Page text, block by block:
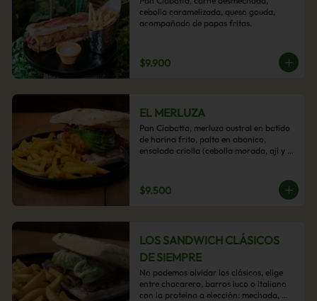
cebolla caramelizada, queso gouda,
acompañado de papas fritas.
$9.900
EL MERLUZA
Pan Ciabatta, merluza austral en batido
de harina frito, palta en abanico,
ensalada criolla (cebolla morada, ají y
$9.500
LOS SANDWICH CLÁSICOS
DE SIEMPRE
No podemos olvidar los clásicos, elige
entre chacarero, barros luco o italiano
con la proteína a elección: mechada,